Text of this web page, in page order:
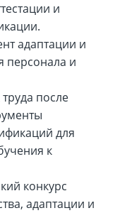
и
адаптации и
персонала и
после
для
к
конкурс
адаптации и